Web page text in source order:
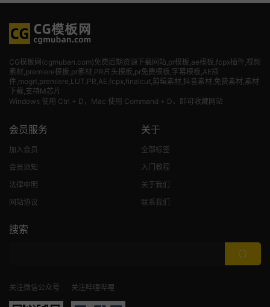
CG模板网(cgmuban.com)免费后期资源下载网站,pr模板,ae模板,fcpx插件,视频
素材 ,premiere模板,pr素材,PR片头模板,pr免费模板,字幕模板,AE插
件,mogrt,premiere,LUT,PR,AE,fcpx,finalcut,剪辑素材,抖音素材,免费素材,素材
下载,支持M芯片
Windows 使用 Ctrl + D，Mac 使用 Command + D，即可收藏网站
会员服务
加入会员
会员须知
法律申明
网站协议
关于
全部标签
入门教程
关于我们
联系我们
搜索
关注微信公众号 关注哔哩哔哩